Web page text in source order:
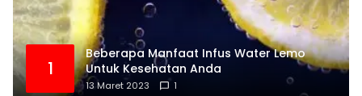
1
Beberapa Manfaat Infus Water Lemo
Untuk Kesehatan Anda
13 Maret 2023 1